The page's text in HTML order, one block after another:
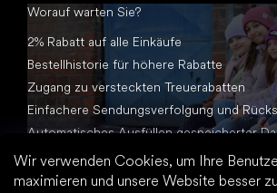
Wir verwenden Cookies, um Ihre
maximieren und unsere Website besser
Worauf warten Sie?
2% Rabatt auf alle Einkäufe
Bestellhistorie für höhere Rabatte
Zugang zu versteckten Treuerabatten
Einfachere Sendungsverfolgung und
Automatisches Ausfüllen gespeicherter
Alle Dokumente an einem Ort